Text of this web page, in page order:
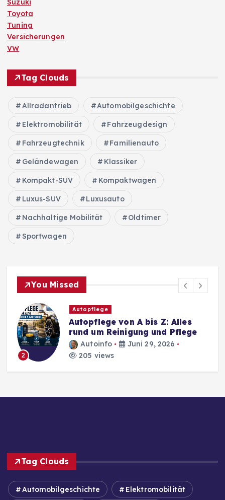
Suzuki
Toyota
Tuning
Versicherungen
VW
Tag Clouds
Allradantrieb Automobilgeschichte
Elektromobilität Fahrzeugdesign
Fahrzeugtechnik Familienauto
Geländewagen Klassiker
Kompakt-SUV Kompaktwagen
Luxus-SUV Luxusauto
Nachhaltige Mobilität Oldtimer
Sportwagen
You Missed
2
Autopflege
Autopflege von A bis Z: Alles
rund um Reinigung und Pflege
Autoinfo
Juni 29, 2026
205 views
Tag Clouds
Automobilgeschichte Elektromobilität